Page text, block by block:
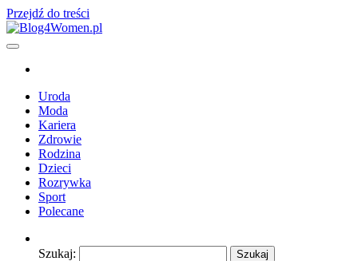
Przejdź do treści
Uroda
Moda
Kariera
Zdrowie
Rodzina
Dzieci
Rozrywka
Sport
Polecane
Szukaj: